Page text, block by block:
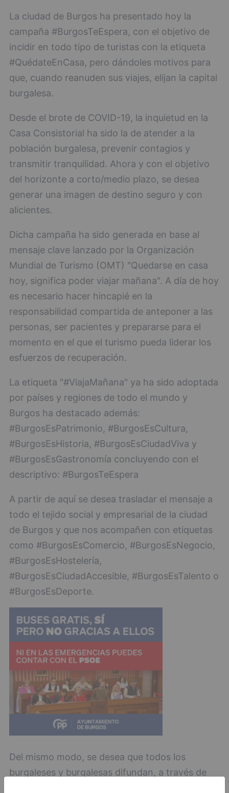
La ciudad de Burgos ha presentado hoy la
campaña #BurgosTeEspera, con el objetivo de
incidir en todo tipo de turistas con la etiqueta
#QuédateEnCasa, pero dándoles motivos para
que, cuando reanuden sus viajes, elijan la capital
burgalesa.
Desde el brote de COVID-19, la inquietud en la
Casa Consistorial ha sido la de atender a la
población burgalesa, prevenir contagios y
transmitir tranquilidad. Ahora y con el objetivo
del horizonte a corto/medio plazo, se desea
generar una imagen de destino seguro y con
alicientes.
Dicha campaña ha sido generada en base al
mensaje clave lanzado por la Organización
Mundial de Turismo (OMT) "Quedarse en casa
hoy, significa poder viajar mañana". A día de hoy
es necesario hacer hincapié en la
responsabilidad compartida de anteponer a las
personas, ser pacientes y prepararse para el
momento en el que el turismo pueda liderar los
esfuerzos de recuperación.
La etiqueta "#ViajaMañana" ya ha sido adoptada
por países y regiones de todo el mundo y
Burgos ha destacado además:
#BurgosEsPatrimonio, #BurgosEsCultura,
#BurgosEsHistoria, #BurgosEsCiudadViva y
#BurgosEsGastronomía concluyendo con el
descriptivo: #BurgosTeEspera
A partir de aquí se desea trasladar el mensaje a
todo el tejido social y empresarial de la ciudad
de Burgos y que nos acompañen con etiquetas
como #BurgosEsComercio, #BurgosEsNegocio,
#BurgosEsHostelería,
#BurgosEsCiudadAccesible, #BurgosEsTalento o
#BurgosEsDeporte.
Del mismo modo, se desea que todos los
burgaleses y burgalesas difundan, a través de